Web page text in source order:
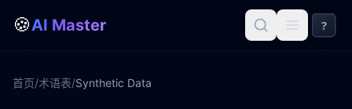
🍪AI Master ?
首页/术语表/Synthetic Data